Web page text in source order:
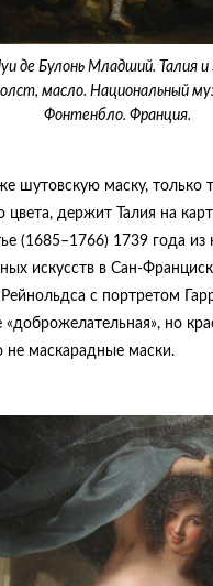
де Булонь Младший. Талия
масло. Национальный
Фонтенбло. Франция.
шутовскую маску, только
цвета, держит Талия на
(1685–1766) 1739 года из
искусств в Сан-
с портретом
«доброжелательная», но
не маскарадные маски.